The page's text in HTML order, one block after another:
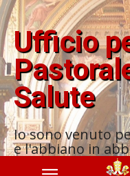
Ufficio
Salute
Io sono venuto
e l'abbiano in